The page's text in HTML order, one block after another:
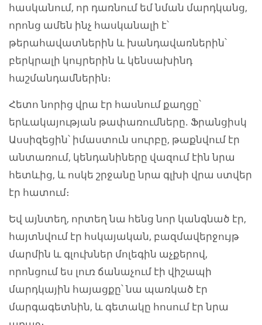
հասկանում, որ դառնում եմ նման մարդկանց,
որոնց ամեն ինչ հասկանալի է՝
թերահավատներին և խանդավառներին՝
բերկրալի կույրերին և կենսախինդ
հաշմանդամներին։
Հետո նորից վրա էր հասնում քաղցը՝
երևակայության թափառումները. Ֆրանցիսկ
Ասսիզեցին՝ իմաստուն սուրբը, թաքնվում էր
անտառում, կենդանիները վազում էին նրա
հետևից, և ոսկե շրջանը նրա գլխի վրա ստվեր
էր հատում։
Եվ այնտեղ, որտեղ նա հենց նոր կանգնած էր,
հայտնվում էր հսկայական, բազմավերջույթ
մարմին և գլուխներ մոլեգին աչքերով,
որոնցում ես լուռ ճանաչում էի վիշապի
մարդկային հայացքը՝ նա պառկած էր
մարգագետնին, և գետակը հոսում էր նրա